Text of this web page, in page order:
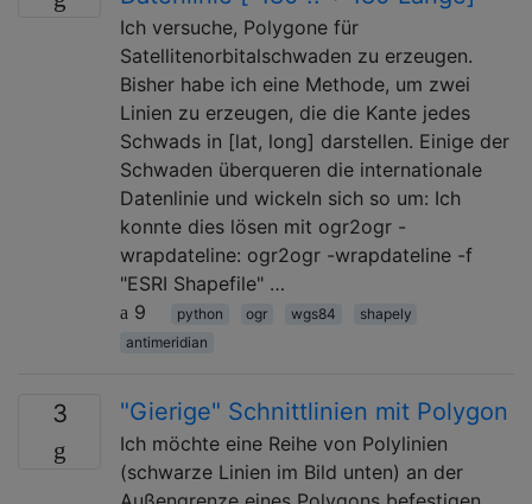
Ich versuche, Polygone für
Satellitenorbitalschwaden zu erzeugen.
Bisher habe ich eine Methode, um zwei
Linien zu erzeugen, die die Kante jedes
Schwads in [lat, long] darstellen. Einige der
Schwaden überqueren die internationale
Datenlinie und wickeln sich so um: Ich
konnte dies lösen mit ogr2ogr -
wrapdateline: ogr2ogr -wrapdateline -f
"ESRI Shapefile" …
9
python ogr wgs84
shapely
antimeridian
3 "Gierige" Schnittlinien mit Polygon
Ich möchte eine Reihe von Polylinien
(schwarze Linien im Bild unten) an der